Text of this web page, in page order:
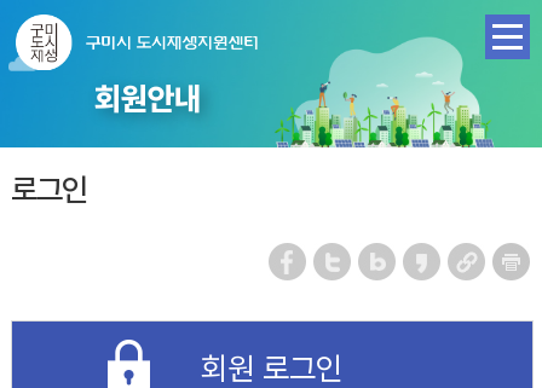
회원안내
로그인
회원 로그인